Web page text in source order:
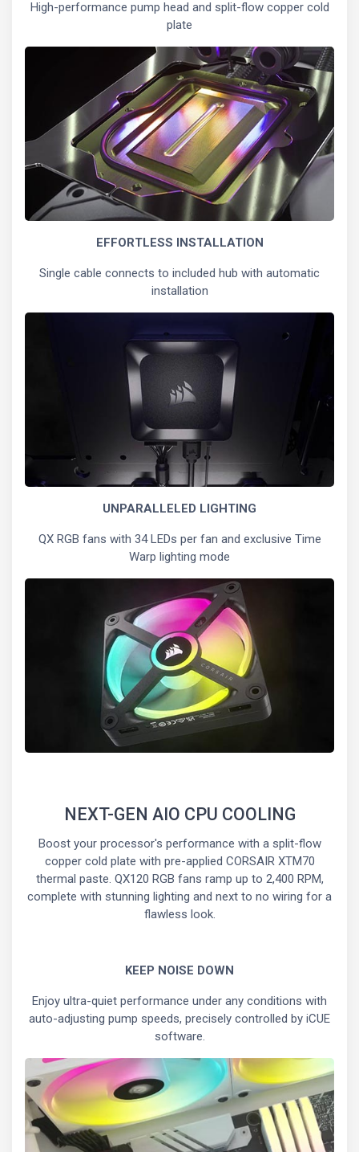
High-performance pump head and split-flow copper cold
plate
EFFORTLESS INSTALLATION
Single cable connects to included hub with automatic
installation
UNPARALLELED LIGHTING
QX RGB fans with 34 LEDs per fan and exclusive Time
Warp lighting mode
NEXT-GEN AIO CPU COOLING
Boost your processor's performance with a split-flow
copper cold plate with pre-applied CORSAIR XTM70
thermal paste. QX120 RGB fans ramp up to 2,400 RPM,
complete with stunning lighting and next to no wiring for a
flawless look.
KEEP NOISE DOWN
Enjoy ultra-quiet performance under any conditions with
auto-adjusting pump speeds, precisely controlled by iCUE
software.